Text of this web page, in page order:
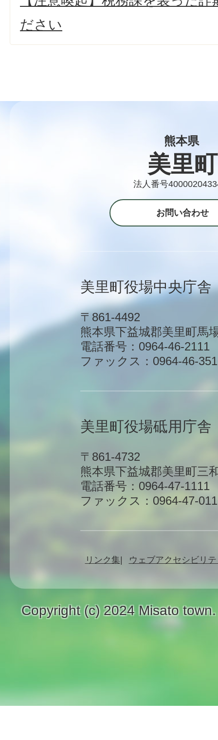
ださい
熊本県
美里町
法人番号
お問い合わせ
美里町役場中央庁舎
〒861-4492
熊本県下益城郡美里町馬
電話番号：0964-46-2111
ファックス：0964-46-
美里町役場砥用庁舎
〒861-4732
熊本県下益城郡美里町三
電話番号：0964-47-1111
ファックス：0964-47-
リンク集 ウェブアクセシビリ
Copyright (c) 2024 Misato